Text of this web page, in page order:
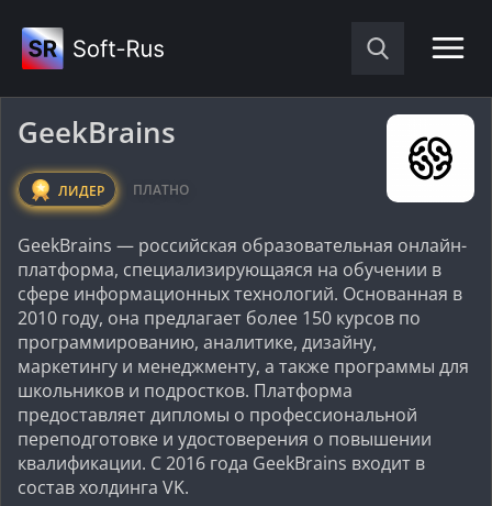
GeekBrains
ЛИДЕР ПЛАТНО
GeekBrains — российская образовательная онлайн-
платформа, специализирующаяся на обучении в
сфере информационных технологий. Основанная в
2010 году, она предлагает более 150 курсов по
программированию, аналитике, дизайну,
маркетингу и менеджменту, а также программы для
школьников и подростков. Платформа
предоставляет дипломы о профессиональной
переподготовке и удостоверения о повышении
квалификации. С 2016 года GeekBrains входит в
состав холдинга VK.